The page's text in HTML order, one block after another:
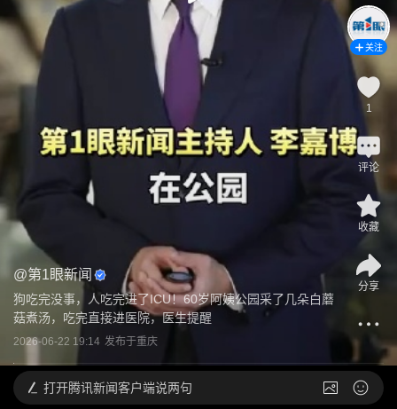
@第1眼新闻
狗吃完没事，人吃完进了ICU！60岁阿姨公园采了几朵白蘑
菇煮汤，吃完直接进医院，医生提醒
2026-06-22 19:14 发布于重庆
关注
1
评论
收藏
分享
打开腾讯新闻客户端说两句